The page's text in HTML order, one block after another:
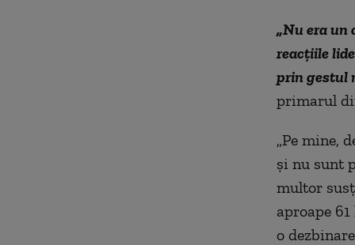
„Nu era un
reacțiile
prin gestul
primarul
„Pe mine,
și nu sunt
multor
aproape
o